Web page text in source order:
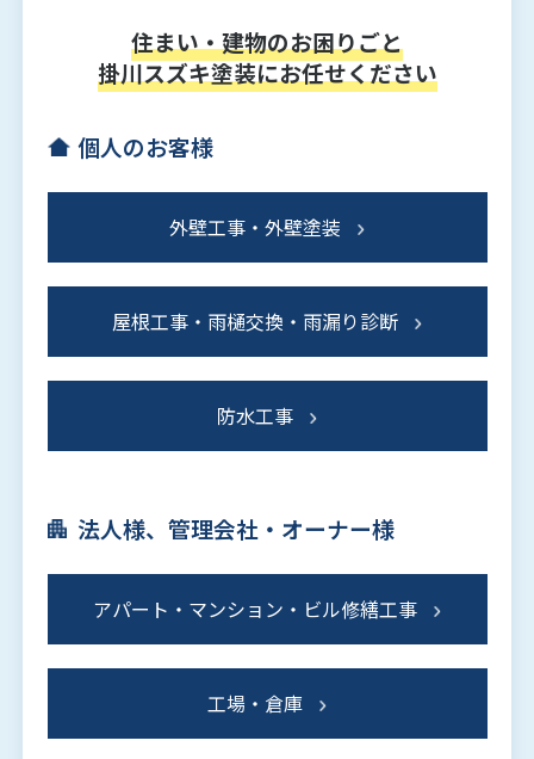
住まい・建物のお困りごと
掛川スズキ塗装にお任せください
個人のお客様
外壁工事・外壁塗装
屋根工事・雨樋交換・雨漏り診断
防水工事
法人様、管理会社・オーナー様
アパート・マンション・ビル修繕工事
工場・倉庫